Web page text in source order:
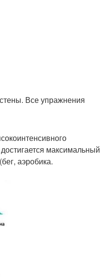
Все упражнения
максимальный
аэробика.